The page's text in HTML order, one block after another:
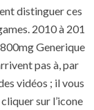
distinguer ces
2010 à 201
Generique
pas à, par
vidéos ; il vous
sur l’icone